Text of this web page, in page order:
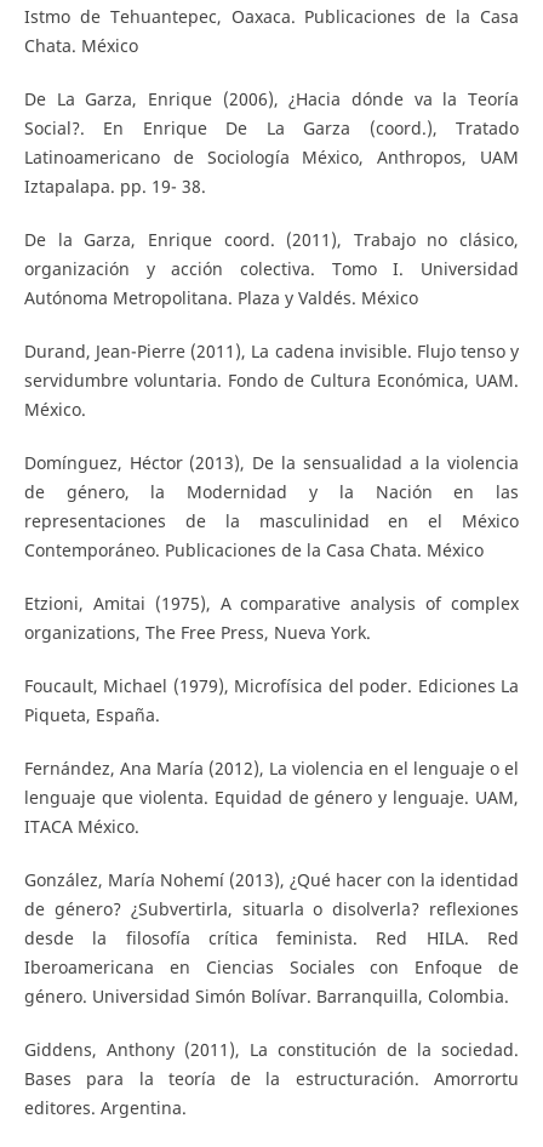
Istmo de Tehuantepec, Oaxaca. Publicaciones de la Casa
Chata. México
De La Garza, Enrique (2006), ¿Hacia dónde va la Teoría
Social?. En Enrique De La Garza (coord.), Tratado
Latinoamericano de Sociología México, Anthropos, UAM
Iztapalapa. pp. 19- 38.
De la Garza, Enrique coord. (2011), Trabajo no clásico,
organización y acción colectiva. Tomo I. Universidad
Autónoma Metropolitana. Plaza y Valdés. México
Durand, Jean-Pierre (2011), La cadena invisible. Flujo tenso y
servidumbre voluntaria. Fondo de Cultura Económica, UAM.
México.
Domínguez, Héctor (2013), De la sensualidad a la violencia
de género, la Modernidad y la Nación en las
representaciones de la masculinidad en el México
Contemporáneo. Publicaciones de la Casa Chata. México
Etzioni, Amitai (1975), A comparative analysis of complex
organizations, The Free Press, Nueva York.
Foucault, Michael (1979), Microfísica del poder. Ediciones La
Piqueta, España.
Fernández, Ana María (2012), La violencia en el lenguaje o el
lenguaje que violenta. Equidad de género y lenguaje. UAM,
ITACA México.
González, María Nohemí (2013), ¿Qué hacer con la identidad
de género? ¿Subvertirla, situarla o disolverla? reflexiones
desde la filosofía crítica feminista. Red HILA. Red
Iberoamericana en Ciencias Sociales con Enfoque de
género. Universidad Simón Bolívar. Barranquilla, Colombia.
Giddens, Anthony (2011), La constitución de la sociedad.
Bases para la teoría de la estructuración. Amorrortu
editores. Argentina.